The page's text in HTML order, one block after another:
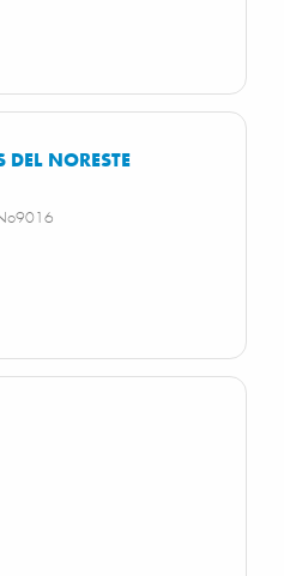
DEL NORESTE